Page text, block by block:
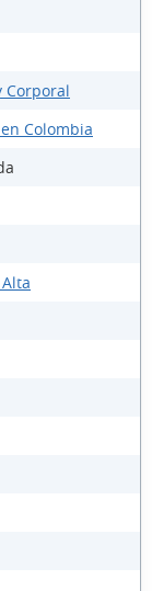
Corporal
Colombia